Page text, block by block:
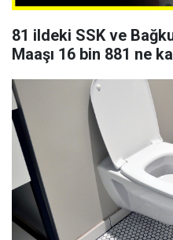
81 ildeki SSK ve
Maaşı 16 bin 881 ne